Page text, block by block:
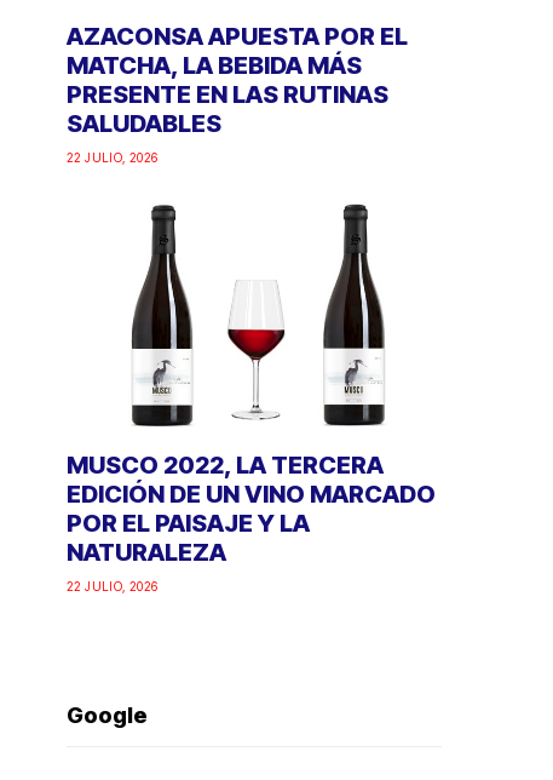
AZACONSA APUESTA POR EL
MATCHA, LA BEBIDA MÁS
PRESENTE EN LAS RUTINAS
SALUDABLES
22 JULIO, 2026
MUSCO 2022, LA TERCERA
EDICIÓN DE UN VINO MARCADO
POR EL PAISAJE Y LA
NATURALEZA
22 JULIO, 2026
Google